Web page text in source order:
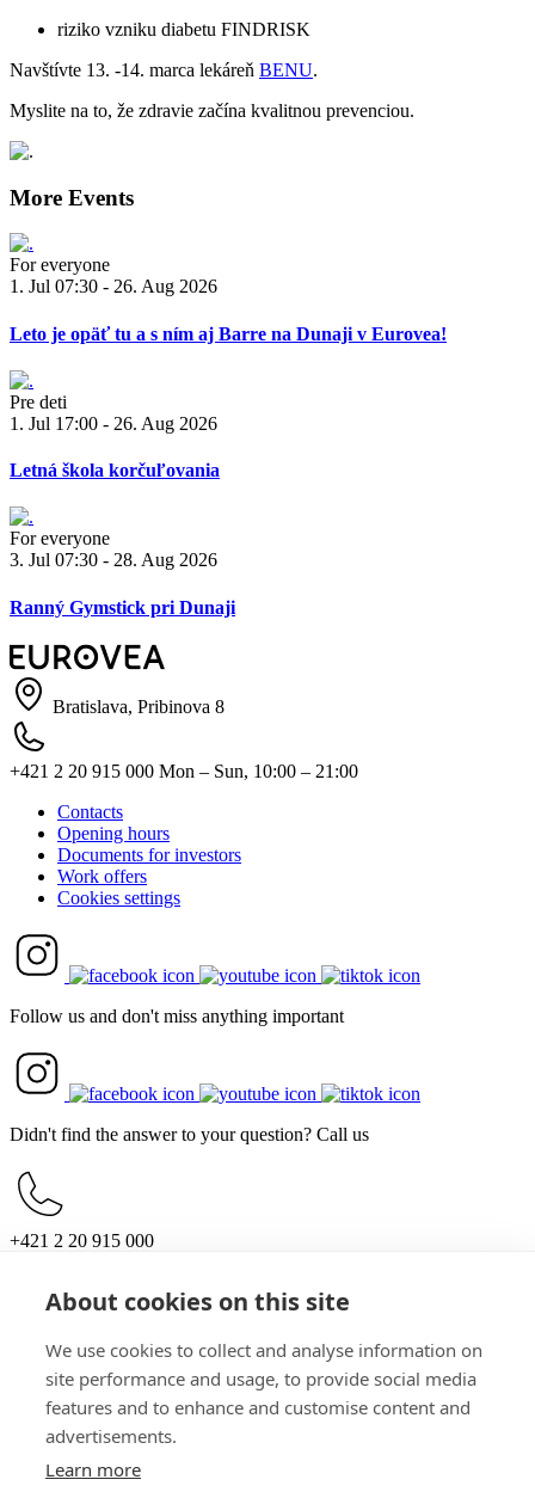
About cookies on this site
We use cookies to collect and analyse information on
site performance and usage, to provide social media
features and to enhance and customise content and
advertisements.
Learn more
riziko vzniku diabetu FINDRISK
Navštívte 13. -14. marca lekáreň BENU.
Myslite na to, že zdravie začína kvalitnou prevenciou.
More Events
For everyone
1. Jul 07:30 - 26. Aug 2026
Leto je opäť tu a s ním aj Barre na Dunaji v Eurovea!
Pre deti
1. Jul 17:00 - 26. Aug 2026
Letná škola korčuľovania
For everyone
3. Jul 07:30 - 28. Aug 2026
Ranný Gymstick pri Dunaji
Bratislava, Pribinova 8
+421 2 20 915 000 Mon – Sun, 10:00 – 21:00
Contacts
Opening hours
Documents for investors
Work offers
Cookies settings
Follow us and don't miss anything important
Didn't find the answer to your question? Call us
+421 2 20 915 000
For customers
Parking
For partners
Documents for investors
Work offers
Contacts